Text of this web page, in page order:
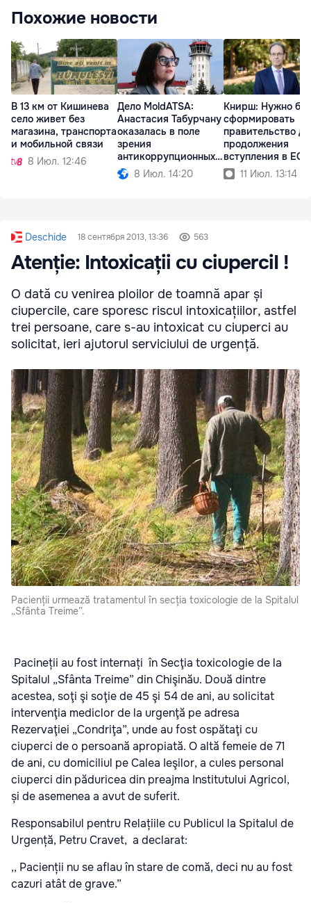
Похожие новости
В 13 км от Кишинева
село живет без
магазина, транспорта
и мобильной связи
8 Июл. 12:46
Дело MoldATSA:
Анастасия Табурчану
оказалась в поле
зрения
антикоррупционных
органов
8 Июл. 14:20
Книрш: Нужно
сформировать
правительство
продолжения
вступления в ЕС
11 Июл. 13:14
Deschide 18 сентября 2013, 13:36 563
Atenție: Intoxicații cu ciuperciI !
O dată cu venirea ploilor de toamnă apar și
ciupercile, care sporesc riscul intoxicațiilor, astfel
trei persoane, care s-au intoxicat cu ciuperci au
solicitat, ieri ajutorul serviciului de urgență.
Pacienții urmează tratamentul în secția toxicologie de la Spitalul
„Sfânta Treime”.
Pacineții au fost internați în Secţia toxicologie de la
Spitalul „Sfânta Treime” din Chişinău. Două dintre
acestea, soţi şi soţie de 45 şi 54 de ani, au solicitat
intervenţia mediclor de la urgenţă pe adresa
Rezervaţiei „Condriţa”, unde au fost ospătaţi cu
ciuperci de o persoană apropiată. O altă femeie de 71
de ani, cu domiciliul pe Calea Ieşilor, a cules personal
ciuperci din păduricea din preajma Institutului Agricol,
și de asemenea a avut de suferit.
Responsabilul pentru Relațiile cu Publicul la Spitalul de
Urgență, Petru Cravet, a declarat:
,, Pacienții nu se aflau în stare de comă, deci nu au fost
cazuri atât de grave.”